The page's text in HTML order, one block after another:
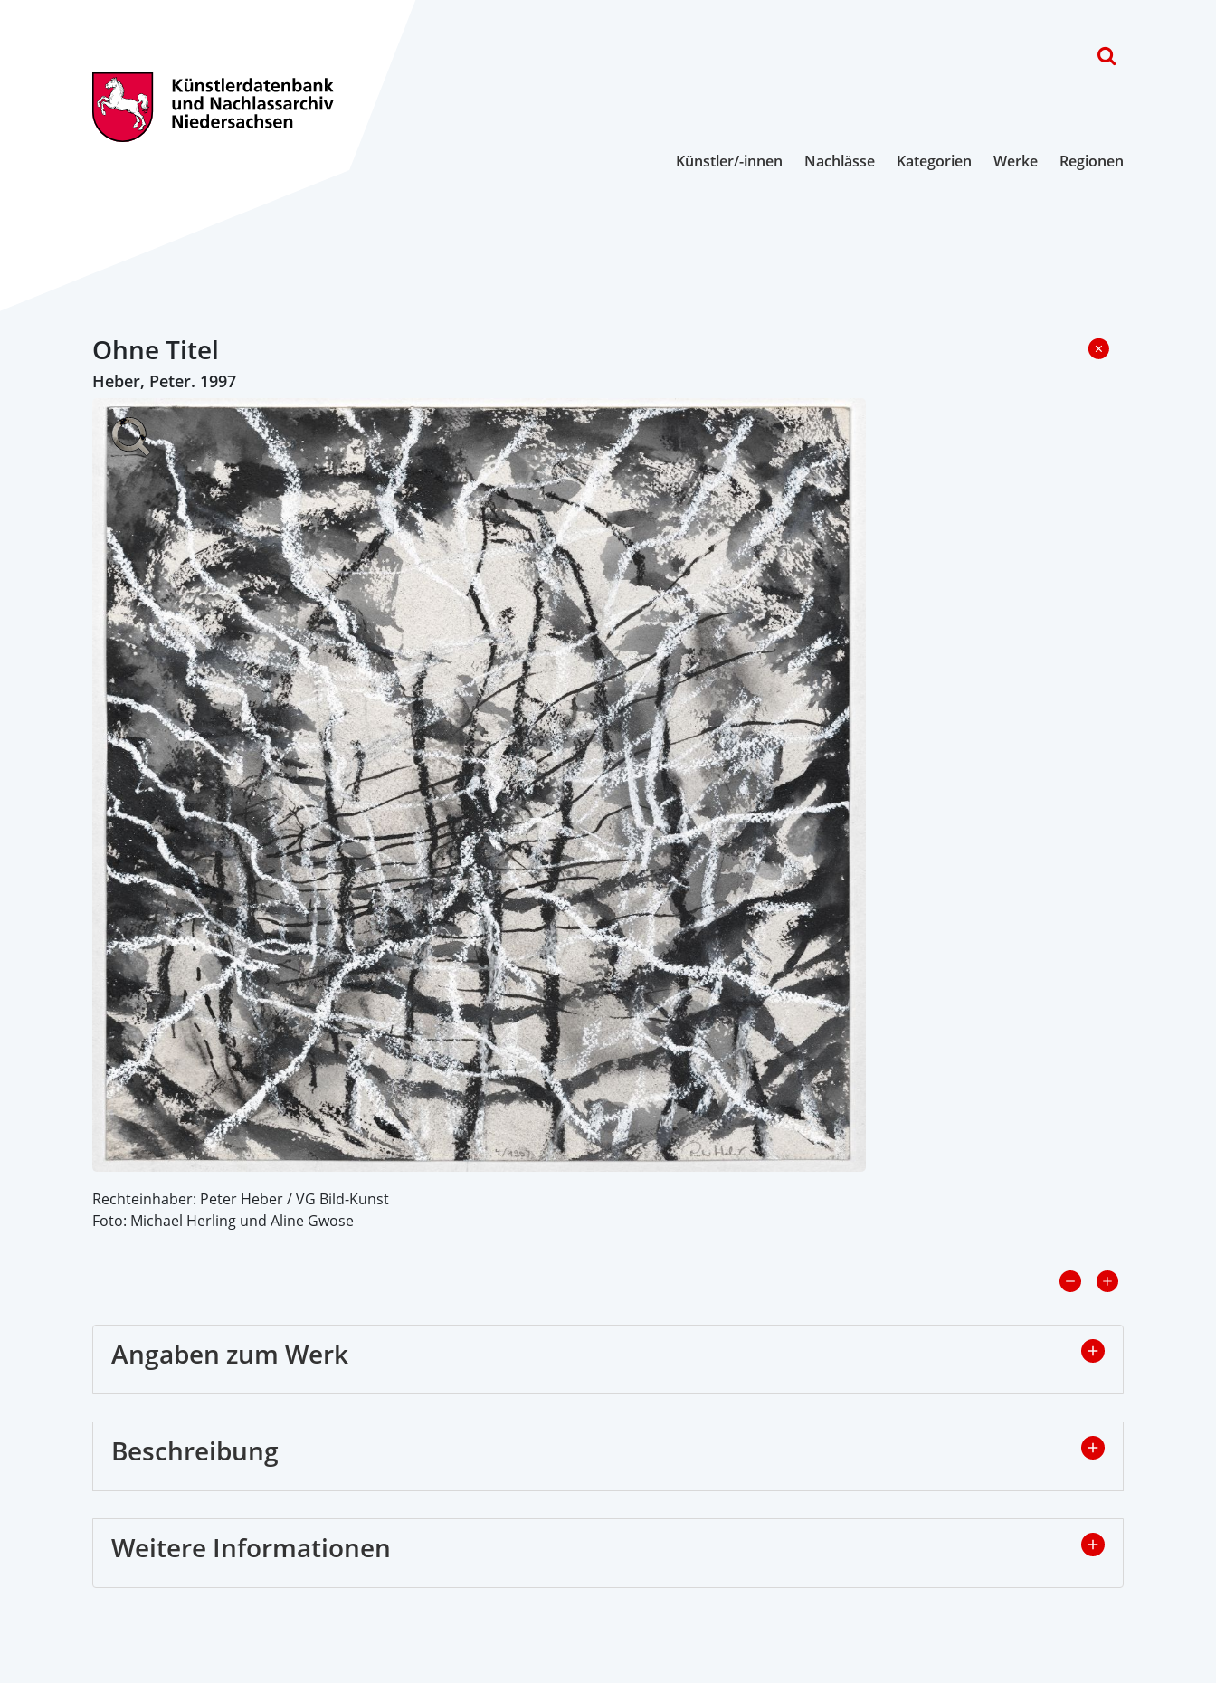
Künstler/-innen Nachlässe Kategorien Werke Regionen
Ohne Titel
Heber, Peter. 1997
Rechteinhaber: Peter Heber / VG Bild-Kunst
Foto: Michael Herling und Aline Gwose
Angaben zum Werk
Beschreibung
Weitere Informationen